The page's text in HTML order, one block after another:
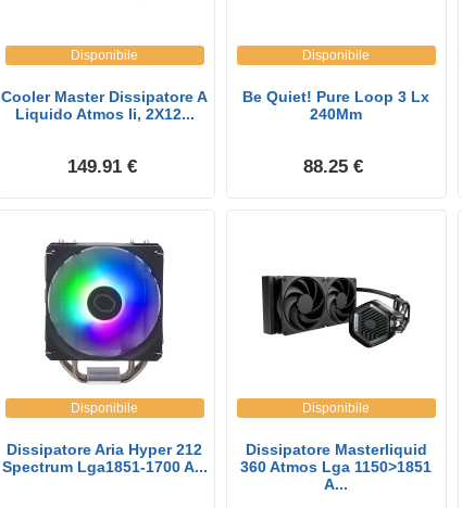
Disponibile
Cooler Master Dissipatore A
Liquido Atmos Ii, 2X12...
149.91 €
Disponibile
Be Quiet! Pure Loop 3 Lx
240Mm
88.25 €
Disponibile
Dissipatore Aria Hyper 212
Spectrum Lga1851-1700 A...
Disponibile
Dissipatore Masterliquid
360 Atmos Lga 1150>1851
A...